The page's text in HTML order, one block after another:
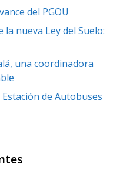
del PGOU
nueva Ley del Suelo:
una coordinadora
de Autobuses